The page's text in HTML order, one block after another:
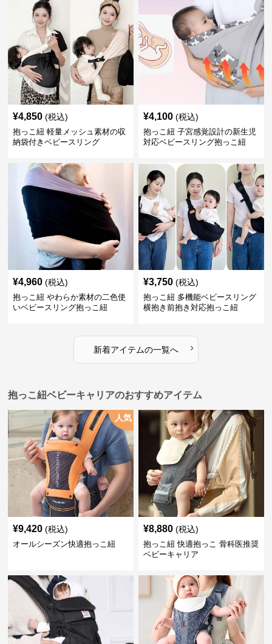
¥4,850 (税込)
抱っこ紐 軽量メッシュ素材の収
納袋付きベビースリング
¥4,100 (税込)
抱っこ紐 子宮感覚設計の新生児
対応ベビースリング抱っこ紐
¥4,960 (税込)
抱っこ紐 やわらか素材の二色使
いベビースリング抱っこ紐
¥3,750 (税込)
抱っこ紐 多機能ベビースリング
横抱き前抱き対応抱っこ紐
新着アイテムの一覧へ ›
抱っこ紐ベビーキャリアのおすすめアイテム
人気
¥9,420 (税込)
オールシーズン快適抱っこ紐
¥8,880 (税込)
抱っこ紐 快適抱っこ 骨科医推奨
ベビーキャリア